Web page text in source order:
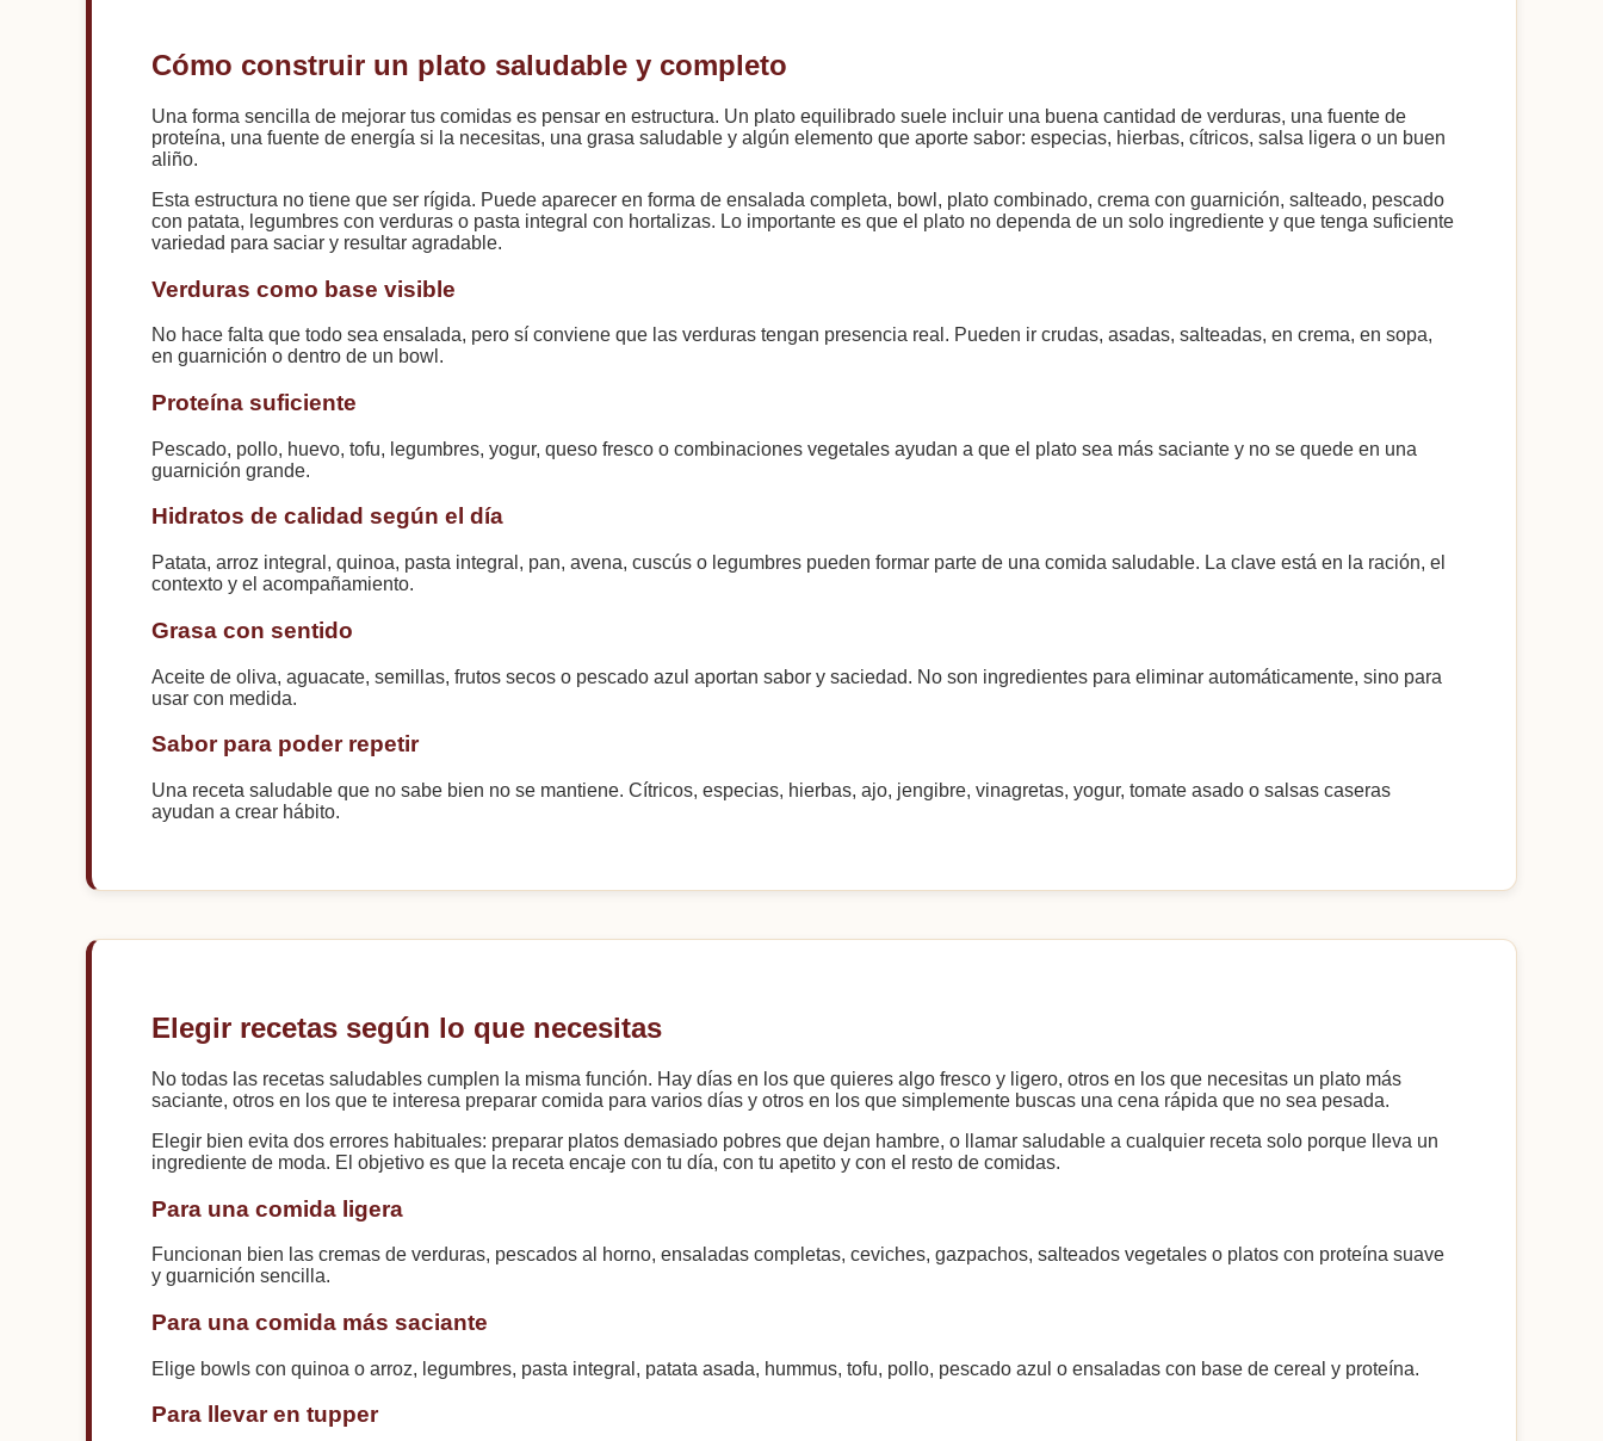
Cómo construir un plato saludable y completo
Una forma sencilla de mejorar tus comidas es pensar en estructura. Un plato equilibrado suele incluir una buena cantidad de verduras, una fuente de
proteína, una fuente de energía si la necesitas, una grasa saludable y algún elemento que aporte sabor: especias, hierbas, cítricos, salsa ligera o un buen
aliño.
Esta estructura no tiene que ser rígida. Puede aparecer en forma de ensalada completa, bowl, plato combinado, crema con guarnición, salteado, pescado
con patata, legumbres con verduras o pasta integral con hortalizas. Lo importante es que el plato no dependa de un solo ingrediente y que tenga suficiente
variedad para saciar y resultar agradable.
Verduras como base visible
No hace falta que todo sea ensalada, pero sí conviene que las verduras tengan presencia real. Pueden ir crudas, asadas, salteadas, en crema, en sopa,
en guarnición o dentro de un bowl.
Proteína suficiente
Pescado, pollo, huevo, tofu, legumbres, yogur, queso fresco o combinaciones vegetales ayudan a que el plato sea más saciante y no se quede en una
guarnición grande.
Hidratos de calidad según el día
Patata, arroz integral, quinoa, pasta integral, pan, avena, cuscús o legumbres pueden formar parte de una comida saludable. La clave está en la ración, el
contexto y el acompañamiento.
Grasa con sentido
Aceite de oliva, aguacate, semillas, frutos secos o pescado azul aportan sabor y saciedad. No son ingredientes para eliminar automáticamente, sino para
usar con medida.
Sabor para poder repetir
Una receta saludable que no sabe bien no se mantiene. Cítricos, especias, hierbas, ajo, jengibre, vinagretas, yogur, tomate asado o salsas caseras
ayudan a crear hábito.
Elegir recetas según lo que necesitas
No todas las recetas saludables cumplen la misma función. Hay días en los que quieres algo fresco y ligero, otros en los que necesitas un plato más
saciante, otros en los que te interesa preparar comida para varios días y otros en los que simplemente buscas una cena rápida que no sea pesada.
Elegir bien evita dos errores habituales: preparar platos demasiado pobres que dejan hambre, o llamar saludable a cualquier receta solo porque lleva un
ingrediente de moda. El objetivo es que la receta encaje con tu día, con tu apetito y con el resto de comidas.
Para una comida ligera
Funcionan bien las cremas de verduras, pescados al horno, ensaladas completas, ceviches, gazpachos, salteados vegetales o platos con proteína suave
y guarnición sencilla.
Para una comida más saciante
Elige bowls con quinoa o arroz, legumbres, pasta integral, patata asada, hummus, tofu, pollo, pescado azul o ensaladas con base de cereal y proteína.
Para llevar en tupper